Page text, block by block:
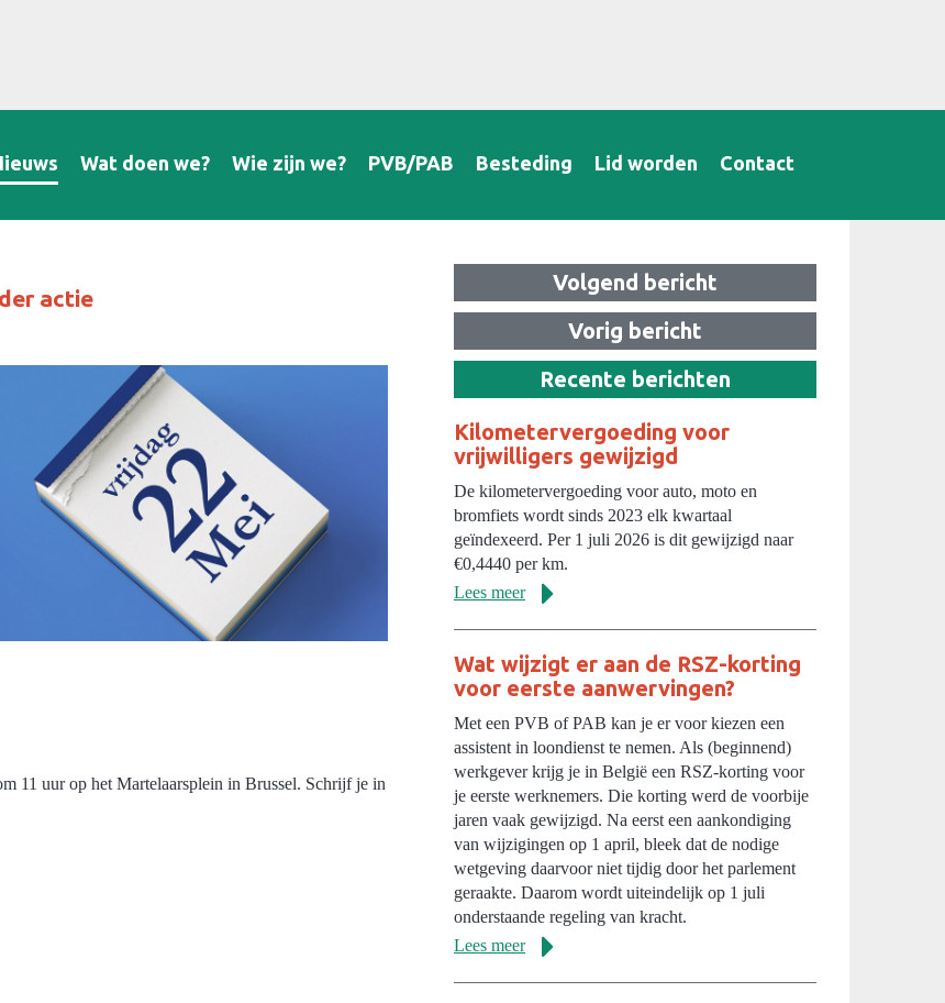
Wat doen we? Wie zijn we? PVB/PAB Besteding Lid worden Contact
actie
11 uur op het Martelaarsplein in Brussel. Schrijf je in
Volgend bericht
Vorig bericht
Recente berichten
Kilometervergoeding voor
vrijwilligers gewijzigd
De kilometervergoeding voor auto, moto en
bromfiets wordt sinds 2023 elk kwartaal
geïndexeerd. Per 1 juli 2026 is dit gewijzigd naar
€0,4440 per km.
Lees meer
Wat wijzigt er aan de RSZ-korting
voor eerste aanwervingen?
Met een PVB of PAB kan je er voor kiezen een
assistent in loondienst te nemen. Als (beginnend)
werkgever krijg je in België een RSZ-korting voor
je eerste werknemers. Die korting werd de voorbije
jaren vaak gewijzigd. Na eerst een aankondiging
van wijzigingen op 1 april, bleek dat de nodige
wetgeving daarvoor niet tijdig door het parlement
geraakte. Daarom wordt uiteindelijk op 1 juli
onderstaande regeling van kracht.
Lees meer